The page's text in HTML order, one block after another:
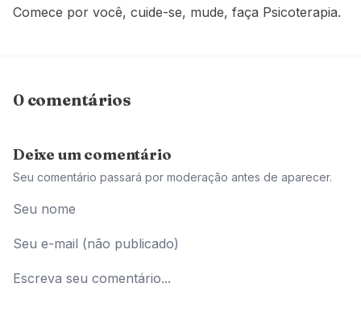
Comece por você, cuide-se, mude, faça Psicoterapia.
0 comentários
Deixe um comentário
Seu comentário passará por moderação antes de aparecer.